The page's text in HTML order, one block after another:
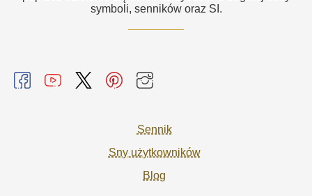
symboli, senników oraz SI.
Sennik
Sny użytkowników
Blog